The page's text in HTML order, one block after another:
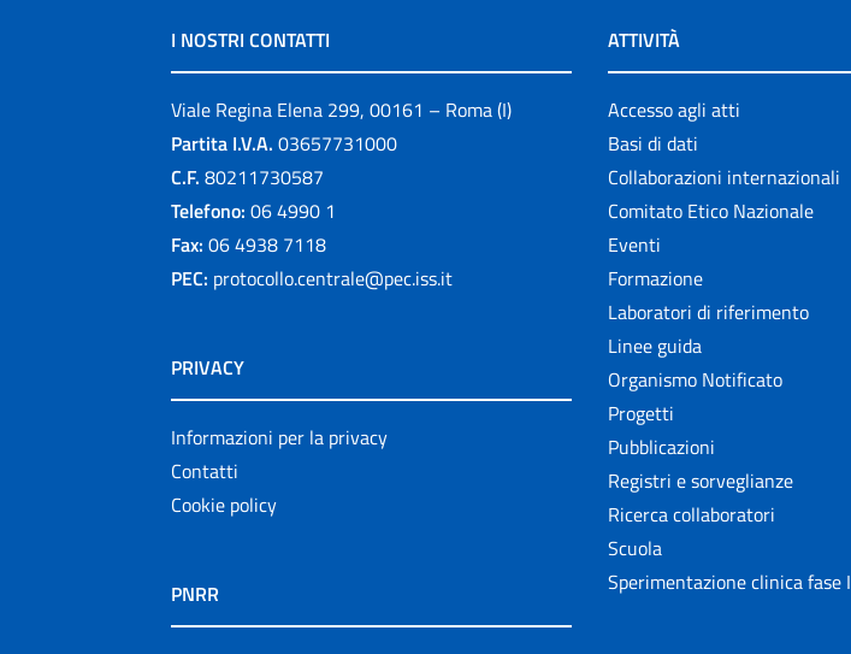
I NOSTRI CONTATTI
Viale Regina Elena 299, 00161 – Roma (I)
Partita I.V.A. 03657731000
C.F. 80211730587
Telefono: 06 4990 1
Fax: 06 4938 7118
PEC: protocollo.centrale@pec.iss.it
PRIVACY
Informazioni per la privacy
Contatti
Cookie policy
PNRR
ATTIVITÀ
Accesso agli atti
Basi di dati
Collaborazioni internazionali
Comitato Etico Nazionale
Eventi
Formazione
Laboratori di riferimento
Linee guida
Organismo Notificato
Progetti
Pubblicazioni
Registri e sorveglianze
Ricerca collaboratori
Scuola
Sperimentazione clinica fase I